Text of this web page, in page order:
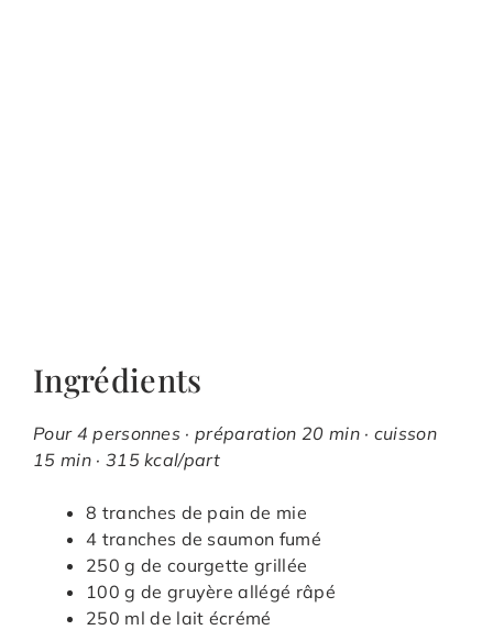
Ingrédients
Pour 4 personnes · préparation 20 min · cuisson
15 min · 315 kcal/part
8 tranches de pain de mie
4 tranches de saumon fumé
250 g de courgette grillée
100 g de gruyère allégé râpé
250 ml de lait écrémé